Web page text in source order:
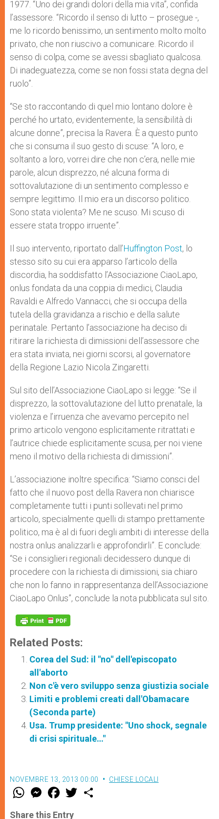
1977. “Uno dei grandi dolori della mia vita”, confida
l’assessore. “Ricordo il senso di lutto – prosegue -,
me lo ricordo benissimo, un sentimento molto molto
privato, che non riuscivo a comunicare. Ricordo il
senso di colpa, come se avessi sbagliato qualcosa.
Di inadeguatezza, come se non fossi stata degna del
ruolo”.
“Se sto raccontando di quel mio lontano dolore è
perché ho urtato, evidentemente, la sensibilità di
alcune donne”, precisa la Ravera. È a questo punto
che si consuma il suo gesto di scuse: “A loro, e
soltanto a loro, vorrei dire che non c’era, nelle mie
parole, alcun disprezzo, né alcuna forma di
sottovalutazione di un sentimento complesso e
sempre legittimo. Il mio era un discorso politico.
Sono stata violenta? Me ne scuso. Mi scuso di
essere stata troppo irruente”.
Il suo intervento, riportato dall’Huffington Post, lo
stesso sito su cui era apparso l’articolo della
discordia, ha soddisfatto l’Associazione CiaoLapo,
onlus fondata da una coppia di medici, Claudia
Ravaldi e Alfredo Vannacci, che si occupa della
tutela della gravidanza a rischio e della salute
perinatale. Pertanto l’associazione ha deciso di
ritirare la richiesta di dimissioni dell’assessore che
era stata inviata, nei giorni scorsi, al governatore
della Regione Lazio Nicola Zingaretti.
Sul sito dell’Associazione CiaoLapo si legge: “Se il
disprezzo, la sottovalutazione del lutto prenatale, la
violenza e l’irruenza che avevamo percepito nel
primo articolo vengono esplicitamente ritrattati e
l’autrice chiede esplicitamente scusa, per noi viene
meno il motivo della richiesta di dimissioni”.
L’associazione inoltre specifica: “Siamo consci del
fatto che il nuovo post della Ravera non chiarisce
completamente tutti i punti sollevati nel primo
articolo, specialmente quelli di stampo prettamente
politico, ma è al di fuori degli ambiti di interesse della
nostra onlus analizzarli e approfondirli”. E conclude:
“Se i consiglieri regionali decidessero dunque di
procedere con la richiesta di dimissioni, sia chiaro
che non lo fanno in rappresentanza dell’Associazione
CiaoLapo Onlus”, conclude la nota pubblicata sul sito.
Related Posts:
Corea del Sud: il "no" dell'episcopato
all'aborto
Non c'è vero sviluppo senza giustizia sociale
Limiti e problemi creati dall'Obamacare
(Seconda parte)
Usa. Trump presidente: "Uno shock, segnale
di crisi spirituale…"
NOVEMBRE 13, 2013 00:00 CHIESE LOCALI
W
t
M
e
s
F
a
e
w
Share this Entry